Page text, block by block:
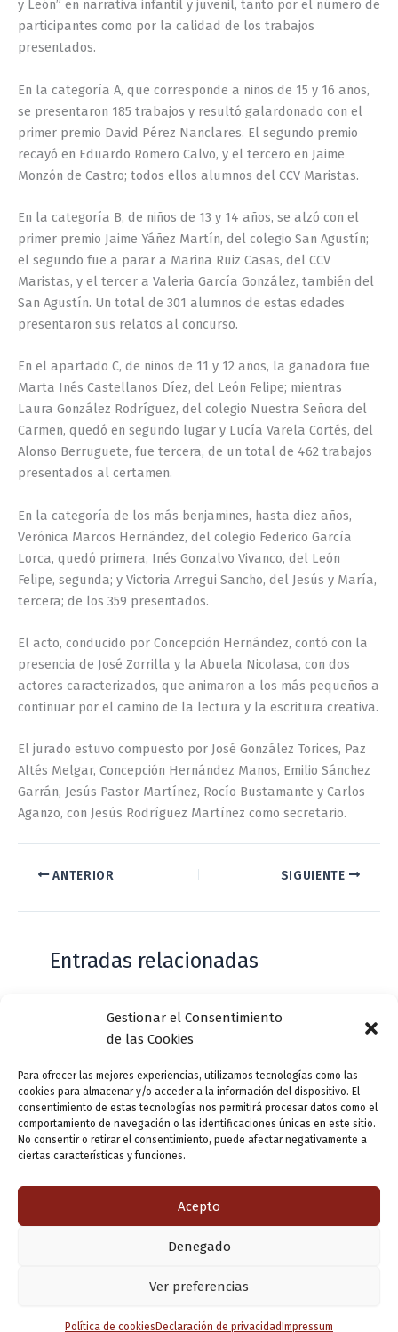
Gestionar el Consentimiento
de las Cookies
Para ofrecer las mejores experiencias, utilizamos tecnologías como las
cookies para almacenar y/o acceder a la información del dispositivo. El
consentimiento de estas tecnologías nos permitirá procesar datos como el
comportamiento de navegación o las identificaciones únicas en este sitio.
No consentir o retirar el consentimiento, puede afectar negativamente a
ciertas características y funciones.
Acepto
Denegado
Ver preferencias
Política de cookies Declaración de privacidad Impressum
y León” en narrativa infantil y juvenil, tanto por el número de
participantes como por la calidad de los trabajos
presentados.
En la categoría A, que corresponde a niños de 15 y 16 años,
se presentaron 185 trabajos y resultó galardonado con el
primer premio David Pérez Nanclares. El segundo premio
recayó en Eduardo Romero Calvo, y el tercero en Jaime
Monzón de Castro; todos ellos alumnos del CCV Maristas.
En la categoría B, de niños de 13 y 14 años, se alzó con el
primer premio Jaime Yáñez Martín, del colegio San Agustín;
el segundo fue a parar a Marina Ruiz Casas, del CCV
Maristas, y el tercer a Valeria García González, también del
San Agustín. Un total de 301 alumnos de estas edades
presentaron sus relatos al concurso.
En el apartado C, de niños de 11 y 12 años, la ganadora fue
Marta Inés Castellanos Díez, del León Felipe; mientras
Laura González Rodríguez, del colegio Nuestra Señora del
Carmen, quedó en segundo lugar y Lucía Varela Cortés, del
Alonso Berruguete, fue tercera, de un total de 462 trabajos
presentados al certamen.
En la categoría de los más benjamines, hasta diez años,
Verónica Marcos Hernández, del colegio Federico García
Lorca, quedó primera, Inés Gonzalvo Vivanco, del León
Felipe, segunda; y Victoria Arregui Sancho, del Jesús y María,
tercera; de los 359 presentados.
El acto, conducido por Concepción Hernández, contó con la
presencia de José Zorrilla y la Abuela Nicolasa, con dos
actores caracterizados, que animaron a los más pequeños a
continuar por el camino de la lectura y la escritura creativa.
El jurado estuvo compuesto por José González Torices, Paz
Altés Melgar, Concepción Hernández Manos, Emilio Sánchez
Garrán, Jesús Pastor Martínez, Rocío Bustamante y Carlos
Aganzo, con Jesús Rodríguez Martínez como secretario.
ANTERIOR SIGUIENTE
Entradas relacionadas
Casa de Zorrilla conmemorarán el 168
aniversario del estreno de Don Juan
Tenorio
Deja un comentario / Actualidad / Por VLLensutinta
Actualidad / Por
Copyright © 2026 Valladolid en su titna